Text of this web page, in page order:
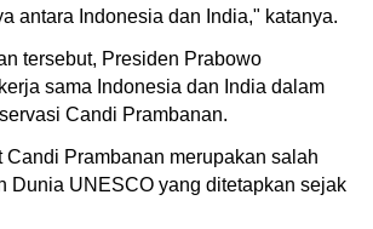
antara Indonesia dan India," katanya.
tersebut, Presiden Prabowo
sama Indonesia dan India dalam
Candi Prambanan.
Candi Prambanan merupakan salah
Dunia UNESCO yang ditetapkan sejak